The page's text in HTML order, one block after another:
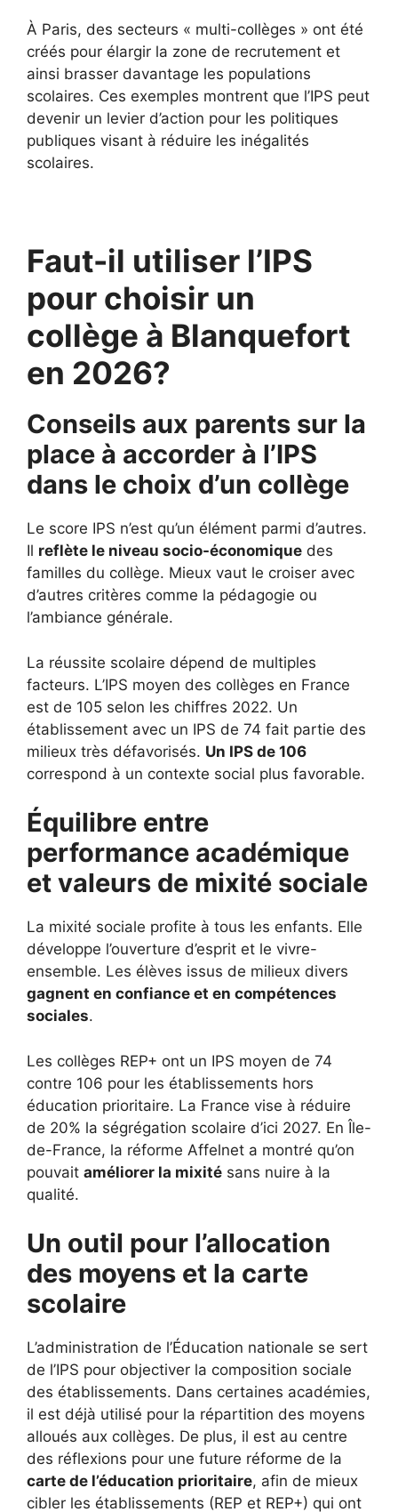
À Paris, des secteurs « multi-collèges » ont été
créés pour élargir la zone de recrutement et
ainsi brasser davantage les populations
scolaires. Ces exemples montrent que l’IPS peut
devenir un levier d’action pour les politiques
publiques visant à réduire les inégalités
scolaires.
Faut-il utiliser l’IPS
pour choisir un
collège à Blanquefort
en 2026?
Conseils aux parents sur la
place à accorder à l’IPS
dans le choix d’un collège
Le score IPS n’est qu’un élément parmi d’autres.
Il reflète le niveau socio-économique des
familles du collège. Mieux vaut le croiser avec
d’autres critères comme la pédagogie ou
l’ambiance générale.
La réussite scolaire dépend de multiples
facteurs. L’IPS moyen des collèges en France
est de 105 selon les chiffres 2022. Un
établissement avec un IPS de 74 fait partie des
milieux très défavorisés. Un IPS de 106
correspond à un contexte social plus favorable.
Équilibre entre
performance académique
et valeurs de mixité sociale
La mixité sociale profite à tous les enfants. Elle
développe l’ouverture d’esprit et le vivre-
ensemble. Les élèves issus de milieux divers
gagnent en confiance et en compétences
sociales.
Les collèges REP+ ont un IPS moyen de 74
contre 106 pour les établissements hors
éducation prioritaire. La France vise à réduire
de 20% la ségrégation scolaire d’ici 2027. En Île-
de-France, la réforme Affelnet a montré qu’on
pouvait améliorer la mixité sans nuire à la
qualité.
Un outil pour l’allocation
des moyens et la carte
scolaire
L’administration de l’Éducation nationale se sert
de l’IPS pour objectiver la composition sociale
des établissements. Dans certaines académies,
il est déjà utilisé pour la répartition des moyens
alloués aux collèges. De plus, il est au centre
des réflexions pour une future réforme de la
carte de l’éducation prioritaire, afin de mieux
cibler les établissements (REP et REP+) qui ont